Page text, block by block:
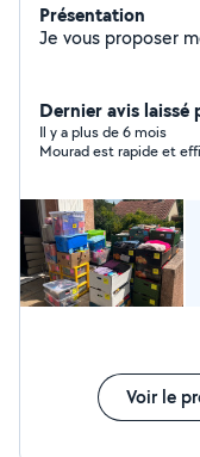
Présentation
Je vous proposer
Dernier avis laissé
Il y a plus de 6 mois
Mourad est rapide et
Voir le